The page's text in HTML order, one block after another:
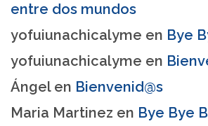
entre dos mundos
yofuiunachicalyme en Bye
yofuiunachicalyme en
Ángelen Bienvenid@s
Maria Martinez en Bye Bye